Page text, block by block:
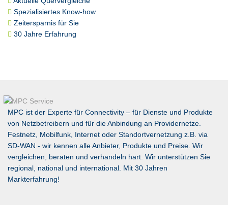
Spezialisiertes Know-how
Zeitersparnis für Sie
30 Jahre Erfahrung
MPC ist der Experte für Connectivity – für Dienste und Produkte
von Netzbetreibern und für die Anbindung an Providernetze.
Festnetz, Mobilfunk, Internet oder Standortvernetzung z.B. via
SD-WAN - wir kennen alle Anbieter, Produkte und Preise. Wir
vergleichen, beraten und verhandeln hart. Wir unterstützen Sie
regional, national und international. Mit 30 Jahren
Markterfahrung!